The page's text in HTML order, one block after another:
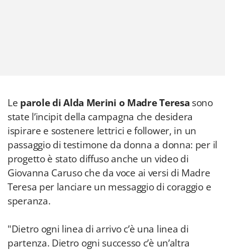
Le parole di Alda Merini o Madre Teresa sono
state l’incipit della campagna che desidera
ispirare e sostenere lettrici e follower, in un
passaggio di testimone da donna a donna: per il
progetto è stato diffuso anche un video di
Giovanna Caruso che da voce ai versi di Madre
Teresa per lanciare un messaggio di coraggio e
speranza.
"Dietro ogni linea di arrivo c’è una linea di
partenza. Dietro ogni successo c’è un’altra